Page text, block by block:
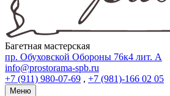
Багетная мастерская
пр. Обуховской Обороны 76к4 лит. А
info@prostorama-spb.ru
+7 (911) 980-07-69 , +7 (981)-166 02 05
Меню